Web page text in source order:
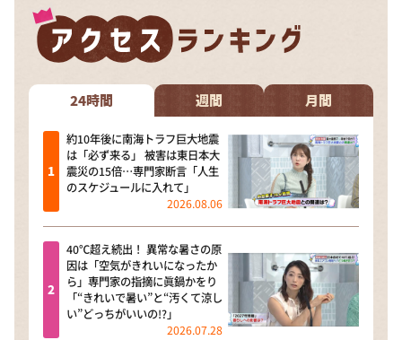
24時間 週間 月間
約10年後に南海トラフ巨大地震
は「必ず来る」 被害は東日本大
震災の15倍…専門家断言「人生
のスケジュールに入れて」
2026.08.06
40℃超え続出！ 異常な暑さの原
因は「空気がきれいになったか
ら」専門家の指摘に眞鍋かをり
「“きれいで暑い”と“汚くて涼し
い”どっちがいいの!?」
2026.07.28